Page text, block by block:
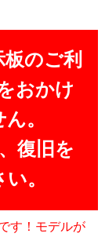
のご利
おかけ
。
復旧を
。
す！モデルが